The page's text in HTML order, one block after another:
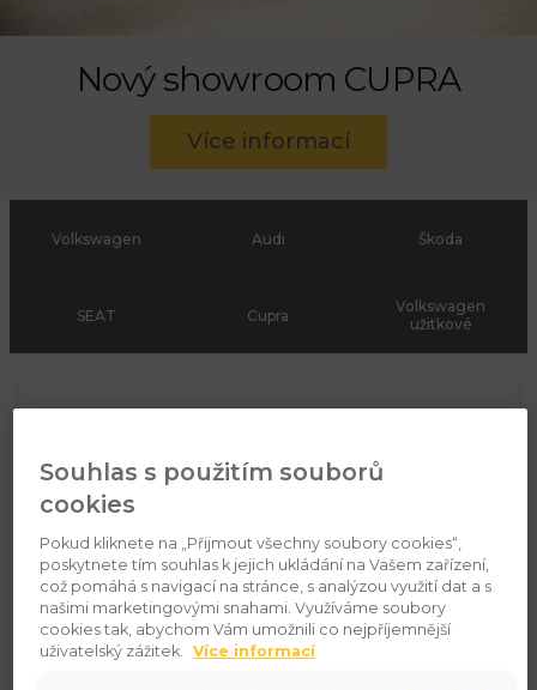
Nový showroom CUPRA
Více informací
Volkswagen Audi Škoda
SEAT Cupra
Volkswagen
užitkové
Souhlas s použitím souborů
cookies
Pokud kliknete na „Přijmout všechny soubory cookies“,
poskytnete tím souhlas k jejich ukládání na Vašem zařízení,
což pomáhá s navigací na stránce, s analýzou využití dat a s
našimi marketingovými snahami. Využíváme soubory
cookies tak, abychom Vám umožnili co nejpříjemnější
uživatelský zážitek.
Více informací